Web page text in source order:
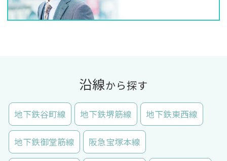
沿線から探す
地下鉄谷町線 地下鉄堺筋線 地下鉄東西線
地下鉄御堂筋線 阪急宝塚本線